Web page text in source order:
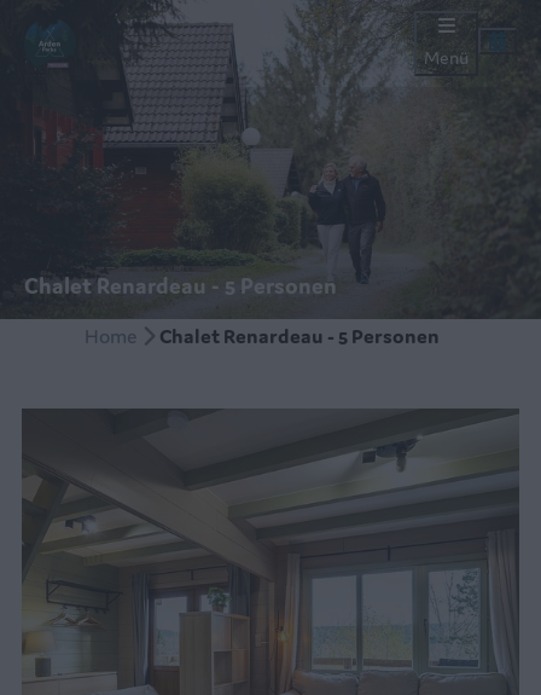
Menü
Chalet Renardeau - 5 Personen
Home Chalet Renardeau - 5 Personen